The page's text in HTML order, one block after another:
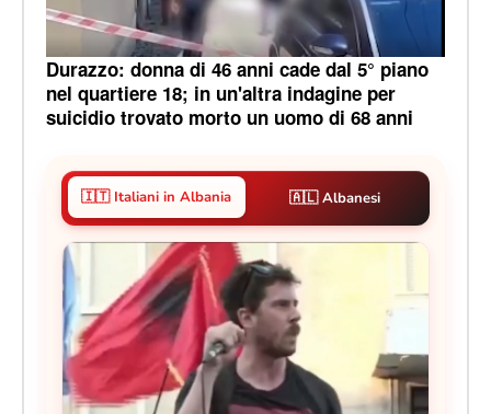
Durazzo: donna di 46 anni cade dal 5° piano
nel quartiere 18; in un'altra indagine per
suicidio trovato morto un uomo di 68 anni
🇮🇹 Italiani in Albania 🇦🇱 Albanesi